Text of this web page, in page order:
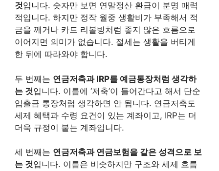
것입니다. 숫자만 보면 연말정산 환급이 분명 매력
적입니다. 하지만 정작 월중 생활비가 부족해서 적
금을 깨거나 카드 리볼빙처럼 좋지 않은 흐름으로
이어지면 의미가 없습니다. 절세는 생활을 버티게
한 뒤에 따라와야 합니다.
두 번째는 연금저축과 IRP를 예금통장처럼 생각하
는 것입니다. 이름에 ‘저축’이 들어간다고 해서 단순
입출금 통장처럼 생각하면 안 됩니다. 연금저축도
세제 혜택과 수령 요건이 있는 계좌이고, IRP는 더
더욱 규정이 붙는 계좌입니다.
세 번째는 연금저축과 연금보험을 같은 성격으로 보
는 것입니다. 이름은 비슷하지만 구조와 세제 흐름